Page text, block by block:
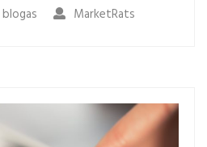
MarketRats